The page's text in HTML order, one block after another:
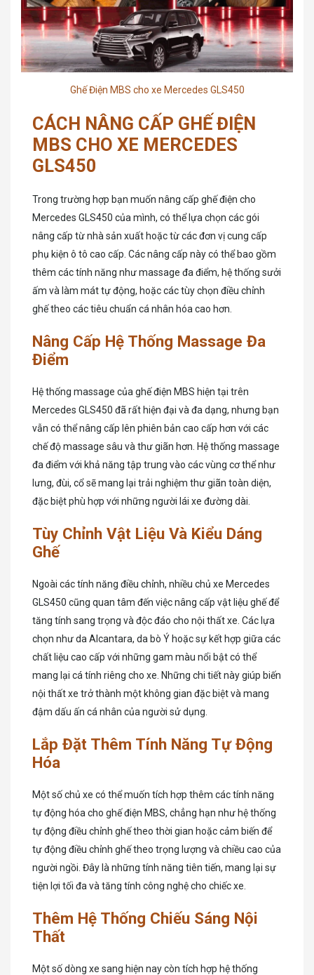
Ghế Điện MBS cho xe Mercedes GLS450
CÁCH NÂNG CẤP GHẾ ĐIỆN
MBS CHO XE MERCEDES
GLS450
Trong trường hợp bạn muốn nâng cấp ghế điện cho
Mercedes GLS450 của mình, có thể lựa chọn các gói
nâng cấp từ nhà sản xuất hoặc từ các đơn vị cung cấp
phụ kiện ô tô cao cấp. Các nâng cấp này có thể bao gồm
thêm các tính năng như massage đa điểm, hệ thống sưởi
ấm và làm mát tự động, hoặc các tùy chọn điều chỉnh
ghế theo các tiêu chuẩn cá nhân hóa cao hơn.
Nâng Cấp Hệ Thống Massage Đa
Điểm
Hệ thống massage của ghế điện MBS hiện tại trên
Mercedes GLS450 đã rất hiện đại và đa dạng, nhưng bạn
vẫn có thể nâng cấp lên phiên bản cao cấp hơn với các
chế độ massage sâu và thư giãn hơn. Hệ thống massage
đa điểm với khả năng tập trung vào các vùng cơ thể như
lưng, đùi, cổ sẽ mang lại trải nghiệm thư giãn toàn diện,
đặc biệt phù hợp với những người lái xe đường dài.
Tùy Chỉnh Vật Liệu Và Kiểu Dáng
Ghế
Ngoài các tính năng điều chỉnh, nhiều chủ xe Mercedes
GLS450 cũng quan tâm đến việc nâng cấp vật liệu ghế để
tăng tính sang trọng và độc đáo cho nội thất xe. Các lựa
chọn như da Alcantara, da bò Ý hoặc sự kết hợp giữa các
chất liệu cao cấp với những gam màu nổi bật có thể
mang lại cá tính riêng cho xe. Những chi tiết này giúp biến
nội thất xe trở thành một không gian đặc biệt và mang
đậm dấu ấn cá nhân của người sử dụng.
Lắp Đặt Thêm Tính Năng Tự Động
Hóa
Một số chủ xe có thể muốn tích hợp thêm các tính năng
tự động hóa cho ghế điện MBS, chẳng hạn như hệ thống
tự động điều chỉnh ghế theo thời gian hoặc cảm biến để
tự động điều chỉnh ghế theo trọng lượng và chiều cao của
người ngồi. Đây là những tính năng tiên tiến, mang lại sự
tiện lợi tối đa và tăng tính công nghệ cho chiếc xe.
Thêm Hệ Thống Chiếu Sáng Nội
Thất
Một số dòng xe sang hiện nay còn tích hợp hệ thống